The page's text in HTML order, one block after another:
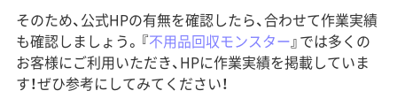
そのため、公式HPの有無を確認したら、合わせて作業実績
も確認しましょう。『不用品回収モンスター』では多くの
お客様にご利用いただき、HPに作業実績を掲載していま
す！ぜひ参考にしてみてください！